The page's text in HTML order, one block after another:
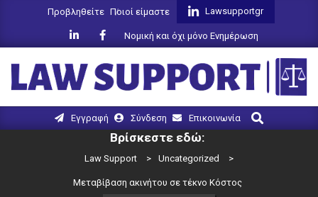
Προβληθείτε Ποιοί είμαστε Lawsupportgr
Νομική και όχι μόνο Ενημέρωση
LAW
SUPPORT
Navigation
Εγγραφή Σύνδεση Επικοινωνία
Search
Βρίσκεστε εδώ:
Law Support > Uncategorized >
Μεταβίβαση ακινήτου σε τέκνο Κόστος